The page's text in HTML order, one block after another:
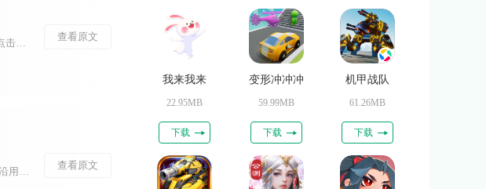
江南百景图中，建筑存入仓库需要长按城内已摆放建筑，调出布局工具栏，点击存放图标收纳至营造界面的“已存”栏目，农林产出资源则会自动存入对应城市实体仓库，两类存储相互独立，不能混用。不少玩家容易混淆两种仓库的功能，导致收纳失败，想要顺利完成存放操作，首先...
查看原文
少年三国志圈子内提到的老鼠，指代琉金战宠财神·鼠来宝，是玩家社群长期沿用的简化俗称，很多交流场景会直接省略全名，只用老鼠代称这只战宠。不少新手看到社群讨论阵容搭配、宠物比拼时经常出现这个词，容易误以为是玩家玩法黑话或者其他武将，理清这个简称之后，就能...
查看原文
我来我来
22.95MB
下载
变形冲冲冲
59.99MB
下载
机甲战队
61.26MB
下载